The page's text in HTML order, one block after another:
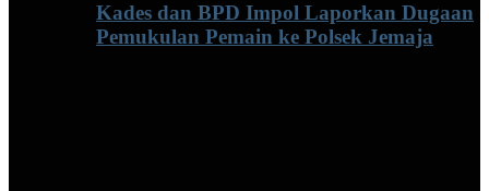
Kades dan BPD Impol Laporkan Dugaan
Pemukulan Pemain ke Polsek Jemaja